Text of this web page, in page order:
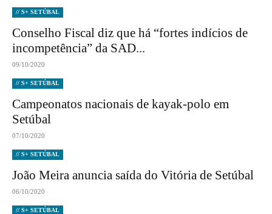
// S+ SETÚBAL
Conselho Fiscal diz que há “fortes indícios de
incompetência” da SAD...
09/10/2020
// S+ SETÚBAL
Campeonatos nacionais de kayak-polo em
Setúbal
07/10/2020
// S+ SETÚBAL
João Meira anuncia saída do Vitória de Setúbal
06/10/2020
// S+ SETÚBAL